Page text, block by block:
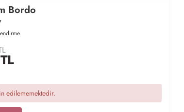
Bordo
edilememektedir.